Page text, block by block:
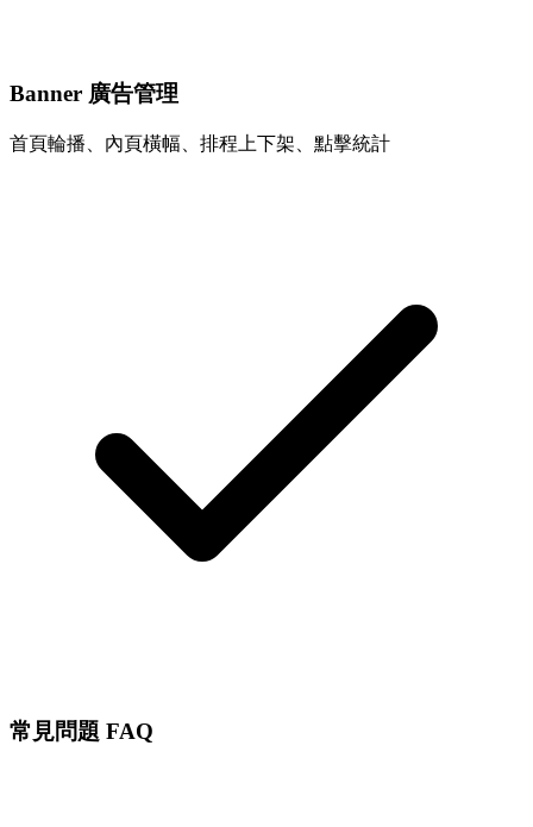
Banner 廣告管理
首頁輪播、內頁橫幅、排程上下架、點擊統計
常見問題 FAQ